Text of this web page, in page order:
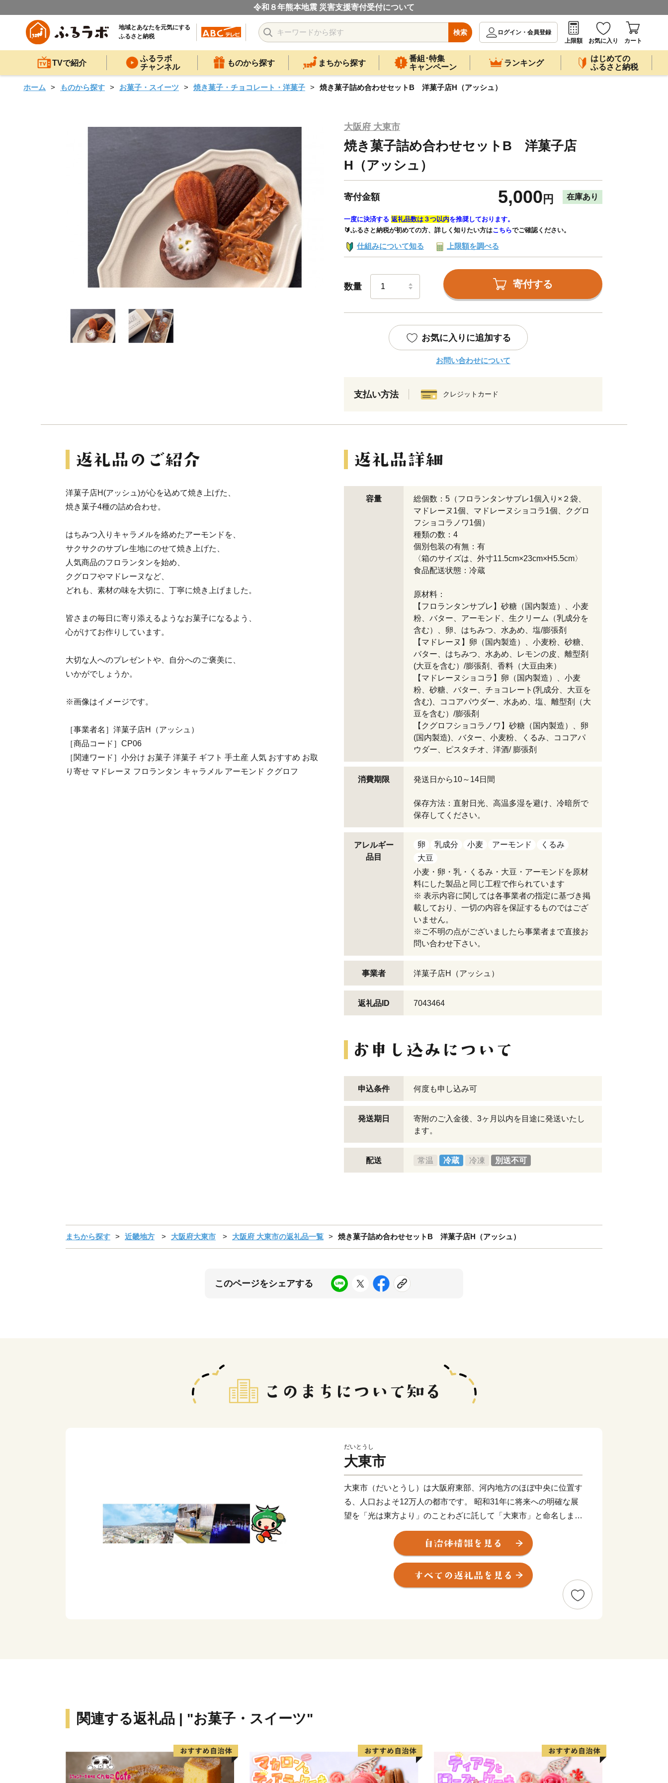
令和８年熊本地震 災害支援寄付受付について
地域とあなたを元気にする
ふるさと納税
検索
ログイン・会員登録
上限額
お気に入り カート
TVで紹介
ふるラボ
チャンネル
ものから探す まちから探す
番組･特集
キャンペーン
ランキング
はじめての
ふるさと納税
ホーム ものから探す お菓子・スイーツ 焼き菓子・チョコレート・洋菓子 焼き菓子詰め合わせセットB 洋菓子店H（アッシュ）
大阪府 大東市
焼き菓子詰め合わせセットB 洋菓子店
H（アッシュ）
寄付金額 5,000 円 在庫あり
一度に決済する 返礼品数は３つ以内を推奨しております。
🔰ふるさと納税が初めての方、詳しく知りたい方はこちらでご確認ください。
仕組みについて知る 上限額を調べる
数量 寄付する
お気に入りに追加する
お問い合わせについて
支払い方法 クレジットカード
洋菓子店H(アッシュ)が心を込めて焼き上げた、
焼き菓子4種の詰め合わせ。
はちみつ入りキャラメルを絡めたアーモンドを、
サクサクのサブレ生地にのせて焼き上げた、
人気商品のフロランタンを始め、
クグロフやマドレーヌなど、
どれも、素材の味を大切に、丁寧に焼き上げました。
皆さまの毎日に寄り添えるようなお菓子になるよう、
心がけてお作りしています。
大切な人へのプレゼントや、自分へのご褒美に、
いかがでしょうか。
※画像はイメージです。
［事業者名］洋菓子店H（アッシュ）
［商品コード］CP06
［関連ワード］小分け お菓子 洋菓子 ギフト 手土産 人気 おすすめ お取
り寄せ マドレーヌ フロランタン キャラメル アーモンド クグロフ
容量
総個数：5（フロランタンサブレ1個入り×２袋、
マドレーヌ1個、マドレーヌショコラ1個、クグロ
フショコラノワ1個）
種類の数：4
個別包装の有無：有
〈箱のサイズは、外寸11.5cm×23cm×H5.5cm〉
食品配送状態：冷蔵
原材料：
【フロランタンサブレ】砂糖（国内製造）、小麦
粉、バター、アーモンド、生クリーム（乳成分を
含む）、卵、はちみつ、水あめ、塩/膨張剤
【マドレーヌ】卵（国内製造）、小麦粉、砂糖、
バター、はちみつ、水あめ、レモンの皮、離型剤
(大豆を含む）/膨張剤、香料（大豆由来）
【マドレーヌショコラ】卵（国内製造）、小麦
粉、砂糖、バター、チョコレート(乳成分、大豆を
含む)、ココアパウダー、水あめ、塩、離型剤（大
豆を含む）/膨張剤
【クグロフショコラノワ】砂糖（国内製造）、卵
(国内製造)、バター、小麦粉、くるみ、ココアパ
ウダー、ピスタチオ、洋酒/ 膨張剤
消費期限 発送日から10～14日間
保存方法：直射日光、高温多湿を避け、冷暗所で
保存してください。
アレルギー
品目
卵 乳成分 小麦 アーモンド
くるみ
大豆
小麦・卵・乳・くるみ・大豆・アーモンドを原材
料にした製品と同じ工程で作られています
※ 表示内容に関しては各事業者の指定に基づき掲
載しており、一切の内容を保証するものではござ
いません。
※ご不明の点がございましたら事業者まで直接お
問い合わせ下さい。
事業者 洋菓子店H（アッシュ）
返礼品ID 7043464
申込条件 何度も申し込み可
発送期日
寄附のご入金後、3ヶ月以内を目途に発送いたし
ます。
配送 常温 冷蔵 冷凍 別送不可
まちから探す 近畿地方 大阪府大東市 大阪府 大東市の返礼品一覧 焼き菓子詰め合わせセットB 洋菓子店H（アッシュ）
このページをシェアする
だいとうし
大東市
大東市（だいとうし）は大阪府東部、河内地方のほぼ中央に位置す
る、人口およそ12万人の都市です。 昭和31年に将来への明確な展
望を「光は東方より」のことわざに託して「大東市」と命名しまし
飯盛山をはじめとする豊かな自然と平安時代から大阪と奈良を結ぶ
交通の要衝として栄えた歴史・文化が調和したまちとして、また、
近代から現代にかけては活力あるものづくりのまちとして発展を遂
関連する返礼品 | "お菓子・スイーツ"